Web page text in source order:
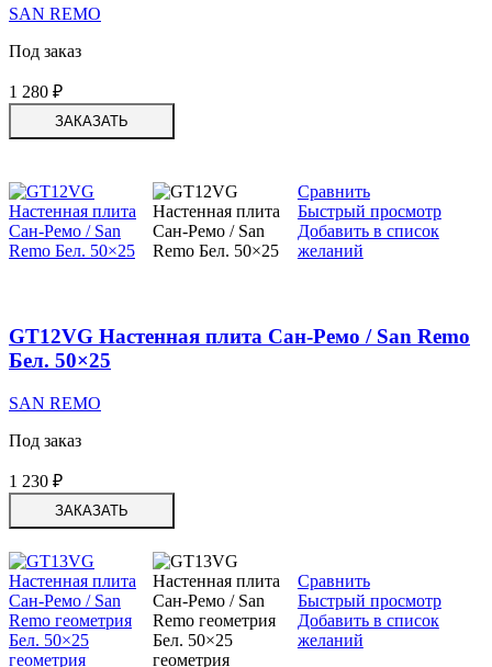
SAN REMO
Под заказ
1 280 ₽
ЗАКАЗАТЬ
Сравнить
Быстрый просмотр
Добавить в список
желаний
GT12VG Настенная плита Сан-Ремо / San Remo
Бел. 50×25
SAN REMO
Под заказ
1 230 ₽
ЗАКАЗАТЬ
Сравнить
Быстрый просмотр
Добавить в список
желаний